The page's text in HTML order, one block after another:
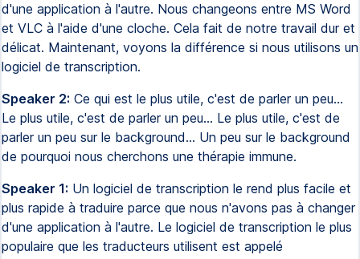
d'une application à l'autre. Nous changeons entre MS Word
et VLC à l'aide d'une cloche. Cela fait de notre travail dur et
délicat. Maintenant, voyons la différence si nous utilisons un
logiciel de transcription.
Speaker 2: Ce qui est le plus utile, c'est de parler un peu...
Le plus utile, c'est de parler un peu... Le plus utile, c'est de
parler un peu sur le background... Un peu sur le background
de pourquoi nous cherchons une thérapie immune.
Speaker 1: Un logiciel de transcription le rend plus facile et
plus rapide à traduire parce que nous n'avons pas à changer
d'une application à l'autre. Le logiciel de transcription le plus
populaire que les traducteurs utilisent est appelé